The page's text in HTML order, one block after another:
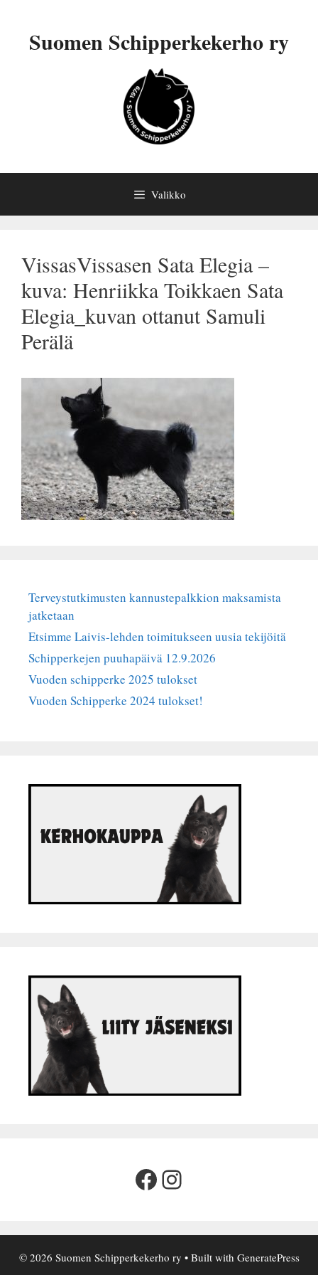
Suomen Schipperkekerho ry
Valikko
VissasVissasen Sata Elegia –
kuva: Henriikka Toikkaen Sata
Elegia_kuvan ottanut Samuli
Perälä
Terveystutkimusten kannustepalkkion maksamista
jatketaan
Etsimme Laivis-lehden toimitukseen uusia tekijöitä
Schipperkejen puuhapäivä 12.9.2026
Vuoden schipperke 2025 tulokset
Vuoden Schipperke 2024 tulokset!
Facebook
Instagram
© 2026 Suomen Schipperkekerho ry • Built with GeneratePress